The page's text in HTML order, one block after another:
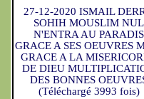
27-12-2020 ISMAIL
SOHIH MOUSLIM NUL
N'ENTRA AU PARADIS
GRACE A SES OEUVRES
GRACE A LA
DE DIEU
DES BONNES
(Téléchargé 3993 fois)